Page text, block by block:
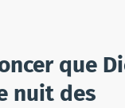
que
nuit des